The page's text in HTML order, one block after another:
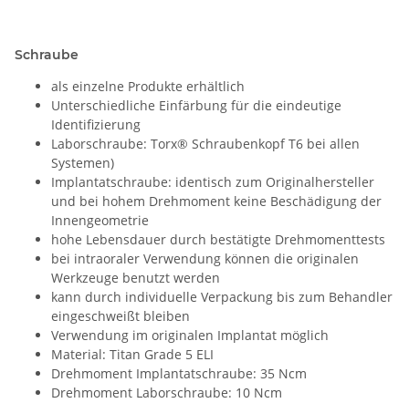
Schraube
als einzelne Produkte erhältlich
Unterschiedliche Einfärbung für die eindeutige
Identifizierung
Laborschraube: Torx® Schraubenkopf T6 bei allen
Systemen)
Implantatschraube: identisch zum Originalhersteller
und bei hohem Drehmoment keine Beschädigung der
Innengeometrie
hohe Lebensdauer durch bestätigte Drehmomenttests
bei intraoraler Verwendung können die originalen
Werkzeuge benutzt werden
kann durch individuelle Verpackung bis zum Behandler
eingeschweißt bleiben
Verwendung im originalen Implantat möglich
Material: Titan Grade 5 ELI
Drehmoment Implantatschraube: 35 Ncm
Drehmoment Laborschraube: 10 Ncm